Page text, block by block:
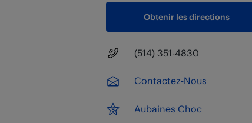
Obtenir les directions
Numéro principal
(514) 351-4830
Contactez-Nous
Aubaines Choc